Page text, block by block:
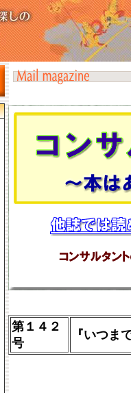
第１４２
号
『いつま